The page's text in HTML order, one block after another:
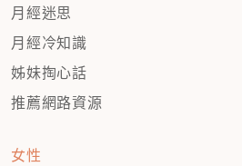
月經迷思
月經冷知識
姊妹掏心話
推薦網路資源
女性